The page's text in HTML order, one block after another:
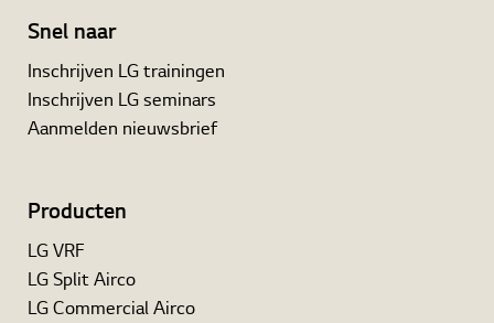
Snel naar
Inschrijven LG trainingen
Inschrijven LG seminars
Aanmelden nieuwsbrief
Producten
LG VRF
LG Split Airco
LG Commercial Airco